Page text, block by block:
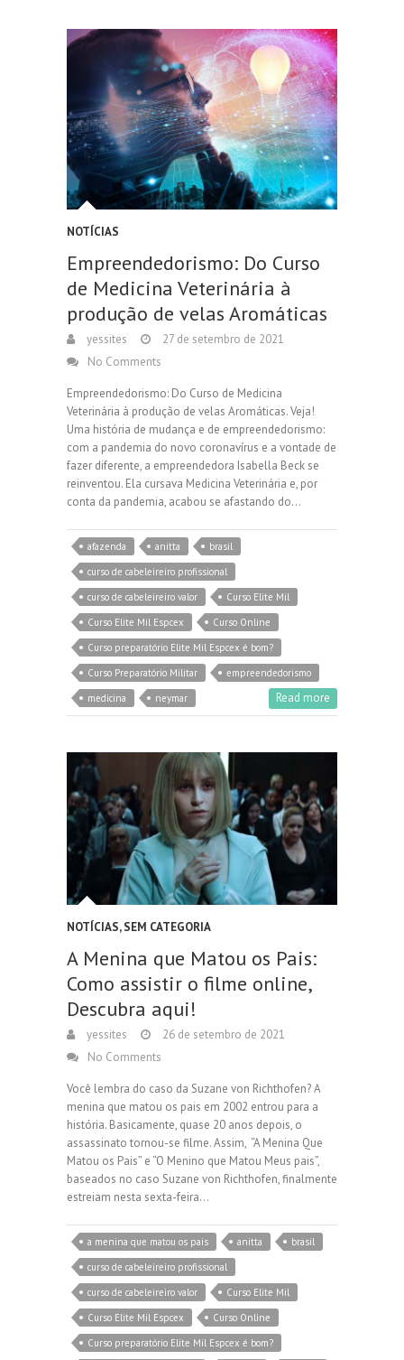
NOTÍCIAS
Empreendedorismo: Do Curso
de Medicina Veterinária à
produção de velas Aromáticas
yessites
27 de setembro de 2021
No Comments
Empreendedorismo: Do Curso de Medicina
Veterinária à produção de velas Aromáticas. Veja!
Uma história de mudança e de empreendedorismo:
com a pandemia do novo coronavírus e a vontade de
fazer diferente, a empreendedora Isabella Beck se
reinventou. Ela cursava Medicina Veterinária e, por
conta da pandemia, acabou se afastando do…
afazenda anitta
brasil
curso de cabeleireiro profissional
curso de cabeleireiro valor
Curso Elite Mil
Curso Elite Mil Espcex
Curso Online
Curso preparatório Elite Mil Espcex é bom?
Curso Preparatório Militar
empreendedorismo
medicina
neymar Read more
NOTÍCIAS,SEM CATEGORIA
A Menina que Matou os Pais:
Como assistir o filme online,
Descubra aqui!
yessites
26 de setembro de 2021
No Comments
Você lembra do caso da Suzane von Richthofen? A
menina que matou os pais em 2002 entrou para a
história. Basicamente, quase 20 anos depois, o
assassinato tornou-se filme. Assim, “A Menina Que
Matou os Pais” e “O Menino que Matou Meus pais”,
baseados no caso Suzane von Richthofen, finalmente
estreiam nesta sexta-feira…
a menina que matou os pais anitta
brasil
curso de cabeleireiro profissional
curso de cabeleireiro valor
Curso Elite Mil
Curso Elite Mil Espcex
Curso Online
Curso preparatório Elite Mil Espcex é bom?